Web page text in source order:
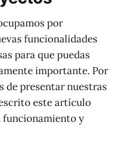
por
funcionalidades
para que puedas
importante. Por
de presentar nuestras
este artículo
funcionamiento y